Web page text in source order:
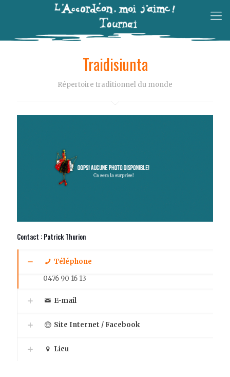
Traidisiunta
Répertoire traditionnel du monde
Contact : Patrick Thurion
Téléphone
0476 90 16 13
E-mail
Site Internet / Facebook
Lieu